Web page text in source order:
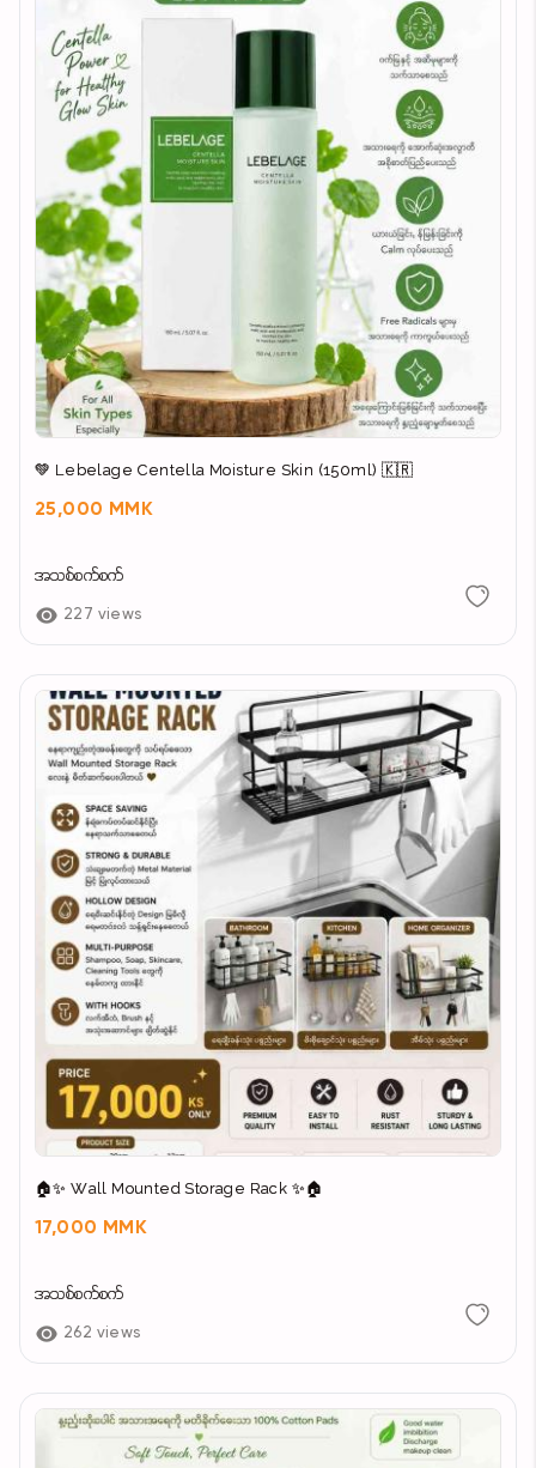
💚 Lebelage Centella Moisture Skin (150ml) 🇰🇷
25,000 MMK
အသစ်စက်စက်
227 views
🏠✨ Wall Mounted Storage Rack ✨🏠
17,000 MMK
အသစ်စက်စက်
262 views